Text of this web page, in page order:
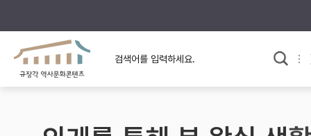
규장각의 어제와 오늘
규장각 소개영상
사료와 문학으로 본
고대